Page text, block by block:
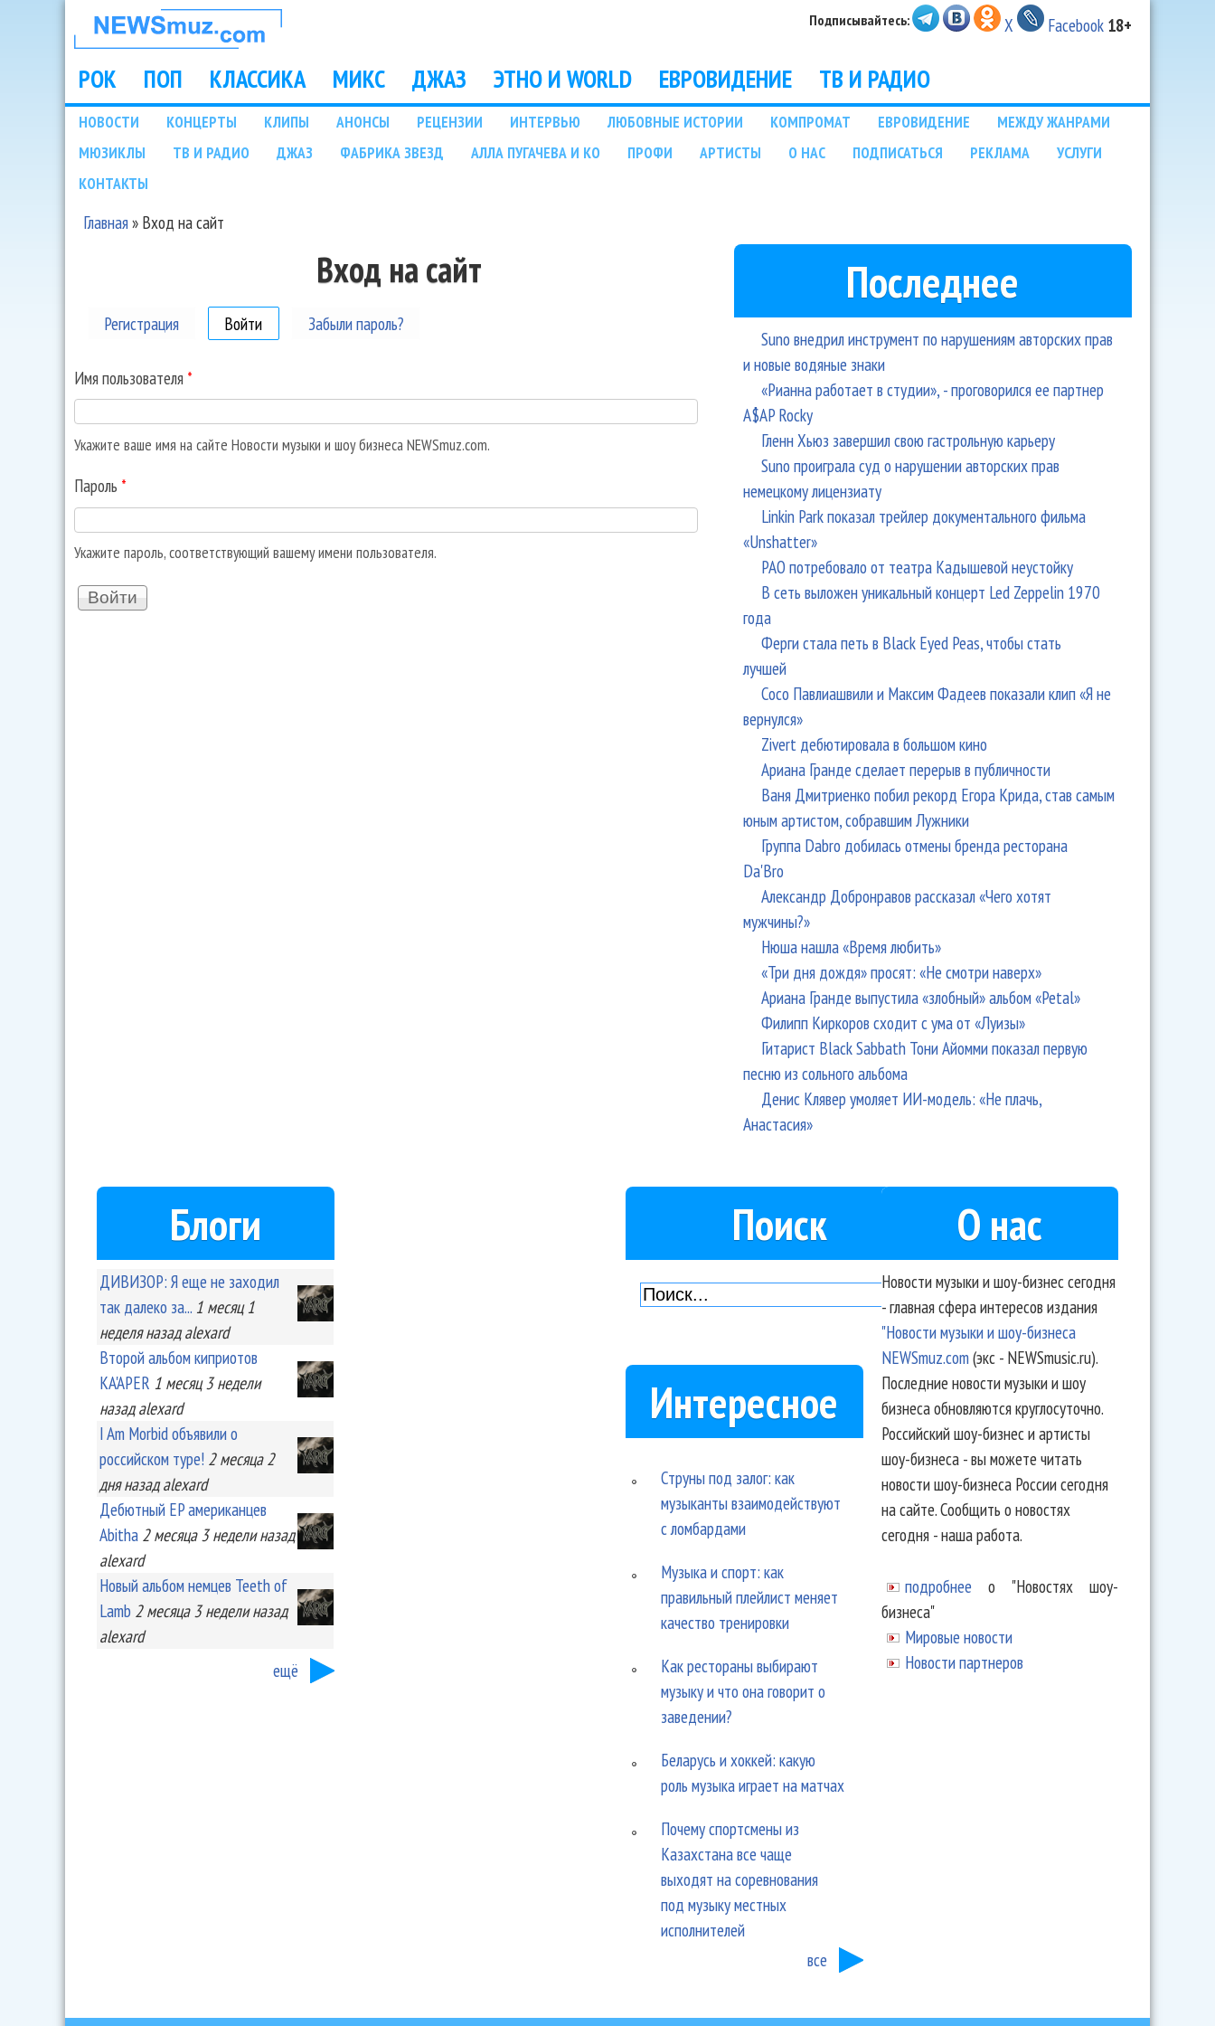
НОВОСТИ
МУЗЫКИ И
ШОУ БИЗНЕСА
NEWSMUZ.COM
Подписывайтесь: X Facebook 18+
Main menu
РОК ПОП КЛАССИКА МИКС ДЖАЗ ЭТНО И WORLD ЕВРОВИДЕНИЕ ТВ И РАДИО
Подразделы
НОВОСТИ КОНЦЕРТЫ КЛИПЫ АНОНСЫ РЕЦЕНЗИИ ИНТЕРВЬЮ ЛЮБОВНЫЕ ИСТОРИИ КОМПРОМАТ ЕВРОВИДЕНИЕ
МЕЖДУ ЖАНРАМИ
МЮЗИКЛЫ
ТВ И РАДИО ДЖАЗ ФАБРИКА ЗВЕЗД АЛЛА ПУГАЧЕВА И КО ПРОФИ АРТИСТЫ О НАС ПОДПИСАТЬСЯ РЕКЛАМА
УСЛУГИ
КОНТАКТЫ
Вы здесь
Главная» Вход на сайт
Вход на сайт
Регистрация Войти (активная вкладка)
Забыли пароль?
Имя пользователя *
Укажите ваше имя на сайте Новости музыки и шоу бизнеса NEWSmuz.com.
Пароль *
Укажите пароль, соответствующий вашему имени пользователя.
Последнее
Suno внедрил инструмент по нарушениям авторских прав
и новые водяные знаки
«Рианна работает в студии», - проговорился ее партнер
A$AP Rocky
Гленн Хьюз завершил свою гастрольную карьеру
Suno проиграла суд о нарушении авторских прав
немецкому лицензиату
Linkin Park показал трейлер документального фильма
«Unshatter»
РАО потребовало от театра Кадышевой неустойку
В сеть выложен уникальный концерт Led Zeppelin 1970
года
Ферги стала петь в Black Eyed Peas, чтобы стать
лучшей
Сосо Павлиашвили и Максим Фадеев показали клип «Я не
вернулся»
Zivert дебютировала в большом кино
Ариана Гранде сделает перерыв в публичности
Ваня Дмитриенко побил рекорд Егора Крида, став самым
юным артистом, собравшим Лужники
Группа Dabro добилась отмены бренда ресторана
Da'Bro
Александр Добронравов рассказал «Чего хотят
мужчины?»
Нюша нашла «Время любить»
«Три дня дождя» просят: «Не смотри наверх»
Ариана Гранде выпустила «злобный» альбом «Petal»
Филипп Киркоров сходит с ума от «Луизы»
Гитарист Black Sabbath Тони Айомми показал первую
песню из сольного альбома
Денис Клявер умоляет ИИ-модель: «Не плачь,
Анастасия»
Блоги
ДИВИЗОР: Я еще не заходил
так далеко за... 1 месяц 1
неделяназад alexard
Второй альбом киприотов
KA'APER 1 месяц 3 недели
назад alexard
I Am Morbid объявили о
российском туре! 2 месяца 2
дняназад alexard
Дебютный EP американцев
Abitha 2 месяца 3 неделиназад
alexard
Новый альбом немцев Teeth of
Lamb 2 месяца 3 неделиназад
alexard
ещё
Поиск
Интересное
Струны под залог: как
музыканты взаимодействуют
с ломбардами
Музыка и спорт: как
правильный плейлист меняет
качество тренировки
Как рестораны выбирают
музыку и что она говорит о
заведении?
Беларусь и хоккей: какую
роль музыка играет на матчах
Почему спортсмены из
Казахстана все чаще
выходят на соревнования
под музыку местных
исполнителей
все
О нас
Новости музыки и шоу-бизнес сегодня
- главная сфера интересов издания
"Новости музыки и шоу-бизнеса
NEWSmuz.com(экс - NEWSmusic.ru).
Последние новости музыки и шоу
бизнеса обновляются круглосуточно.
Российский шоу-бизнес и артисты
шоу-бизнеса - вы можете читать
новости шоу-бизнеса России сегодня
на сайте. Сообщить о новостях
сегодня - наша работа.
подробнее о "Новостях шоу-
бизнеса"
Мировые новости
Новости партнеров